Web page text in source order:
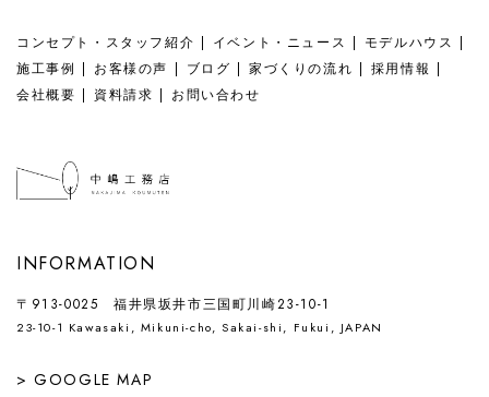
コンセプト・スタッフ紹介 イベント・ニュース
モデルハウス
施工事例
お客様の声 ブログ 家づくりの流れ
採用情報
会社概要
資料請求 お問い合わせ
INFORMATION
〒913-0025 福井県坂井市三国町川崎23-10-1
23-10-1 Kawasaki, Mikuni-cho, Sakai-shi, Fukui, JAPAN
> GOOGLE MAP